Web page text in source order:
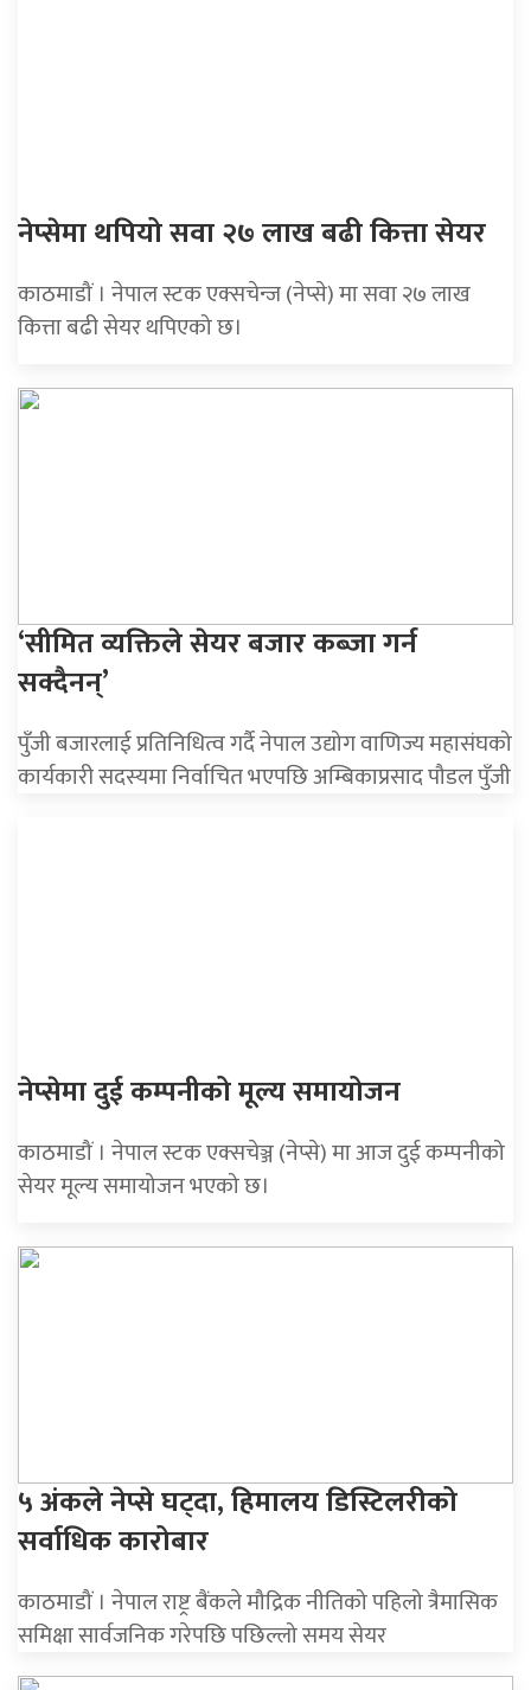
नेप्सेमा थपियो सवा २७ लाख बढी कित्ता सेयर
काठमाडौं । नेपाल स्टक एक्सचेन्ज (नेप्से) मा सवा २७ लाख
कित्ता बढी सेयर थपिएको छ।
‘सीमित व्यक्तिले सेयर बजार कब्जा गर्न
सक्दैनन्’
पुँजी बजारलाई प्रतिनिधित्व गर्दै नेपाल उद्योग वाणिज्य महासंघको
कार्यकारी सदस्यमा निर्वाचित भएपछि अम्बिकाप्रसाद पौडल पुँजी
नेप्सेमा दुई कम्पनीको मूल्य समायोजन
काठमाडौं । नेपाल स्टक एक्सचेञ्ज (नेप्से) मा आज दुई कम्पनीको
सेयर मूल्य समायोजन भएको छ।
५ अंकले नेप्से घट्दा, हिमालय डिस्टिलरीको
सर्वाधिक कारोबार
काठमाडौं । नेपाल राष्ट्र बैंकले मौद्रिक नीतिको पहिलो त्रैमासिक
समिक्षा सार्वजनिक गरेपछि पछिल्लो समय सेयर